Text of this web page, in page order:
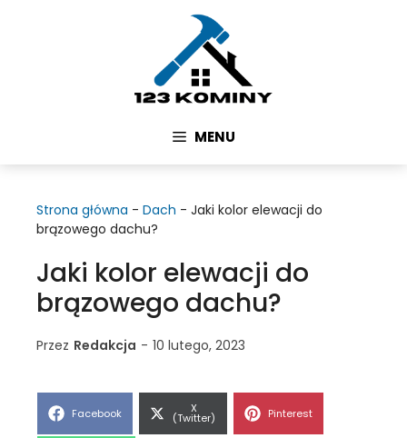
MENU
Strona główna - Dach - Jaki kolor elewacji do
brązowego dachu?
Jaki kolor elewacji do
brązowego dachu?
Przez Redakcja - 10 lutego, 2023
Share
Facebook Share
on
X
(Twitter) Share
Pinterest